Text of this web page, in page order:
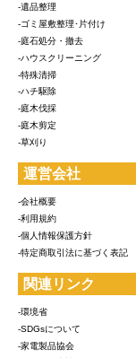
-遺品整理
-ゴミ屋敷整理･片付け
-庭石処分・撤去
-ハウスクリーニング
-特殊清掃
-ハチ駆除
-庭木伐採
-庭木剪定
-草刈り
運営会社
-会社概要
-利用規約
-個人情報保護方針
-特定商取引法に基づく表記
関連リンク
-環境省
-SDGsについて
-家電製品協会